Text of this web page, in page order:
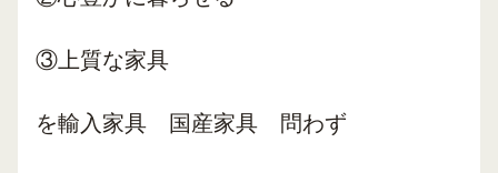
③上質な家具
を輸入家具 国産家具 問わず